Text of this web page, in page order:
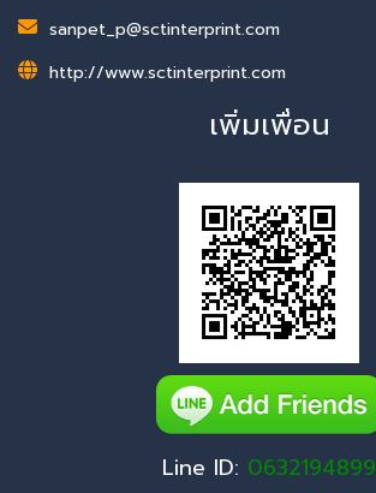
sanpet_p@sctinterprint.com
http://www.sctinterprint.com
เพิ่มเพื่อน
Line ID: 0632194899